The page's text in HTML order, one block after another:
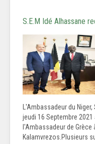
S.E.M Idé Alhassane
L'Ambassadeur du
jeudi 16 Septembre
l'Ambassadeur de Grèce
Kalamvrezos.Plusieurs